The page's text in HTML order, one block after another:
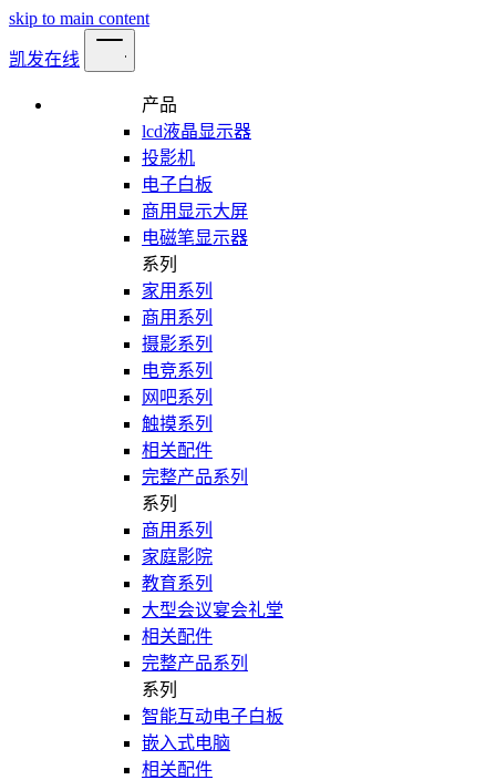
skip to main content
凯发在线
产品
lcd液晶显示器
投影机
电子白板
商用显示大屏
电磁笔显示器
系列
家用系列
商用系列
摄影系列
电竞系列
网吧系列
触摸系列
相关配件
完整产品系列
系列
商用系列
家庭影院
教育系列
大型会议宴会礼堂
相关配件
完整产品系列
系列
智能互动电子白板
嵌入式电脑
相关配件